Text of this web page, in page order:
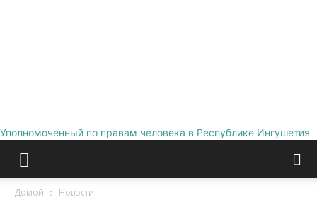
Уполномоченный по правам человека в Республике Ингушетия
Домой Новости